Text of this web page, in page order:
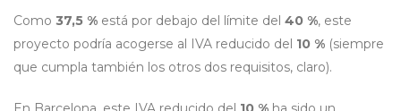
Como 37,5 % está por debajo del límite del 40 %, este
proyecto podría acogerse al IVA reducido del 10 % (siempre
que cumpla también los otros dos requisitos, claro).